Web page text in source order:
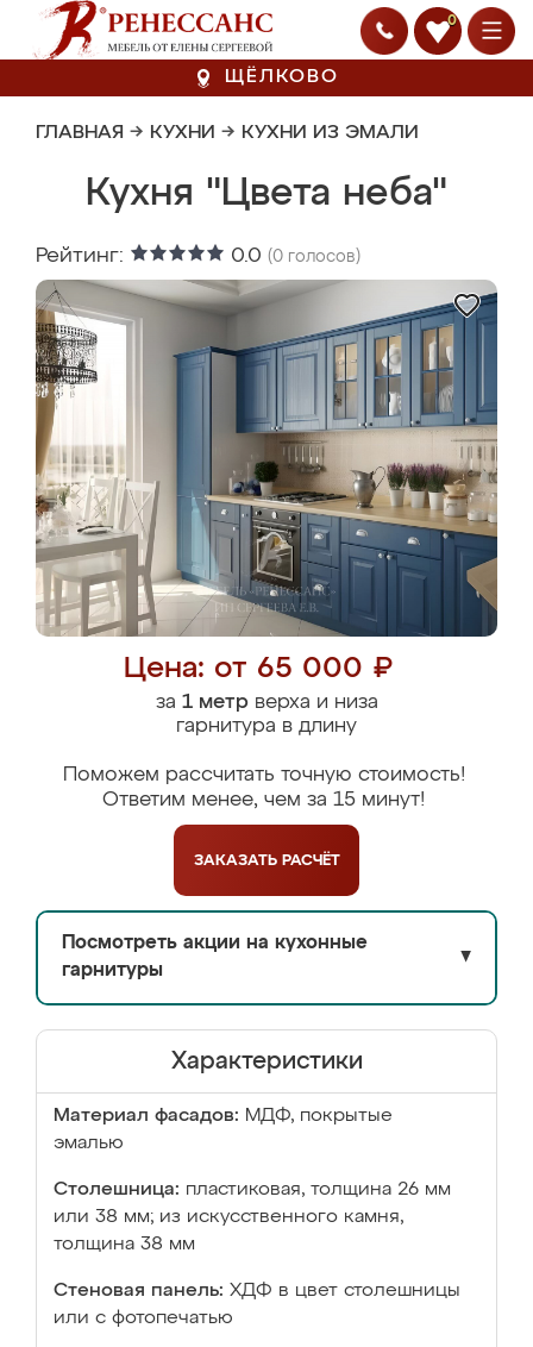
0
ЩЁЛКОВО
ГЛАВНАЯ → КУХНИ → КУХНИ ИЗ ЭМАЛИ
Кухня "Цвета неба"
Рейтинг: 0.0 (0 голосов)
Цена: от 65 000 ₽
за 1 метрверха и низа
гарнитура в длину
Поможем рассчитать точную стоимость!
Ответим менее, чем за 15 минут!
ЗАКАЗАТЬ РАСЧЁТ
Посмотреть акции на кухонные
гарнитуры
▼
Характеристики
Материал фасадов: МДФ, покрытые
эмалью
Столешница: пластиковая, толщина 26 мм
или 38 мм; из искусственного камня,
толщина 38 мм
Стеновая панель: ХДФ в цвет столешницы
или с фотопечатью